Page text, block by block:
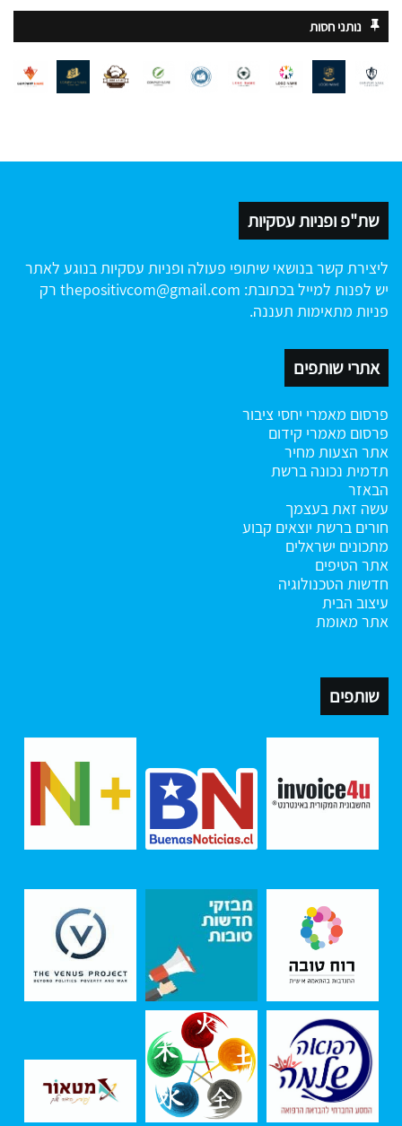
נותני חסות
שת"פ ופניות עסקיות
ליצירת קשר בנושאי שיתופי פעולה ופניות עסקיות בנוגע לאתר
יש לפנות למייל בכתובת: thepositivcom@gmail.com רק
פניות מתאימות תעננה.
אתרי שותפים
פרסום מאמרי יחסי ציבור
פרסום מאמרי קידום
אתר הצעות מחיר
תדמית נכונה ברשת
הבאזר
עשה זאת בעצמך
חורים ברשת יוצאים קבוע
מתכונים ישראלים
אתר הטיפים
חדשות הטכנולוגיה
עיצוב הבית
אתר מאומת
שותפים